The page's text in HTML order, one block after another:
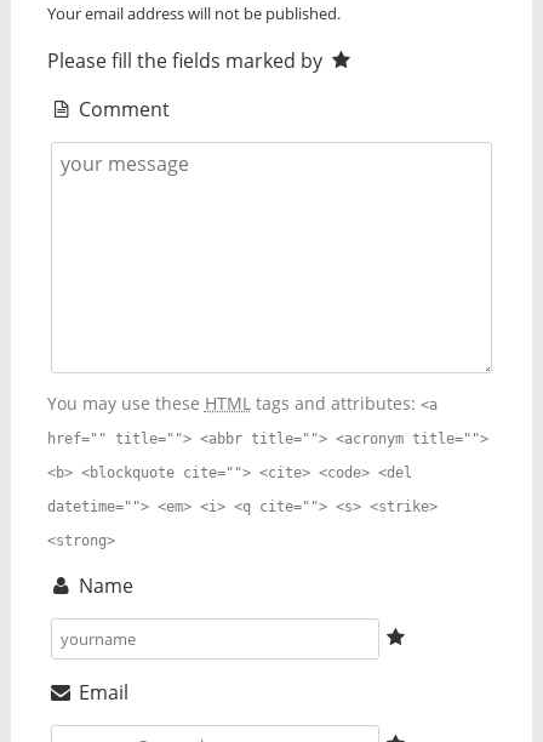
Your email address will not be published.
Please fill the fields marked by
Comment
You may use these HTMLtags and attributes: <a
href="" title=""> <abbr title=""> <acronym title="">
<b> <blockquote cite=""> <cite> <code> <del
datetime=""> <em> <i> <q cite=""> <s> <strike>
<strong>
Name
Email